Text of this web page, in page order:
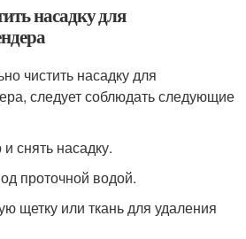
насадку для
чистить насадку для
следует соблюдать следующие
снять насадку.
проточной водой.
щетку или ткань для удаления